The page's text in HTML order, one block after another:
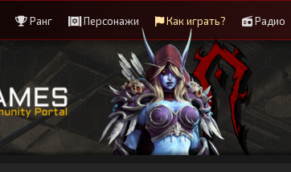
Ранг Персонажи Как играть? Радио